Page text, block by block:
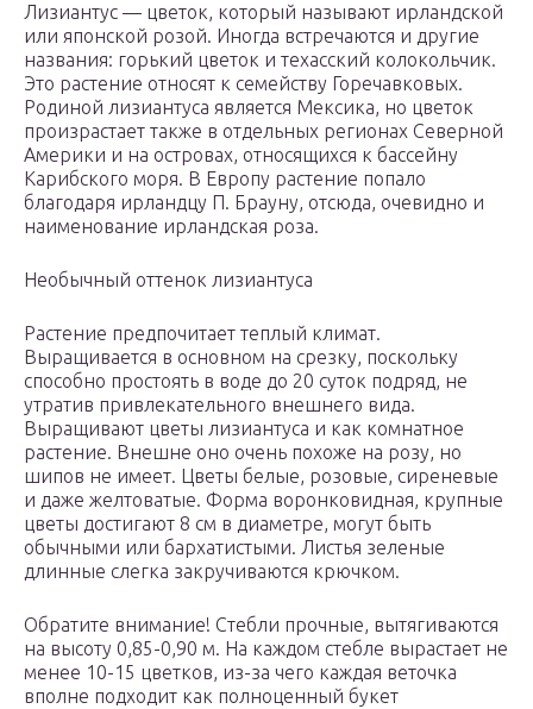
Лизиантус — цветок, который называют ирландской
или японской розой. Иногда встречаются и другие
названия: горький цветок и техасский колокольчик.
Это растение относят к семейству Горечавковых.
Родиной лизиантуса является Мексика, но цветок
произрастает также в отдельных регионах Северной
Америки и на островах, относящихся к бассейну
Карибского моря. В Европу растение попало
благодаря ирландцу П. Брауну, отсюда, очевидно и
наименование ирландская роза.
Необычный оттенок лизиантуса
Растение предпочитает теплый климат.
Выращивается в основном на срезку, поскольку
способно простоять в воде до 20 суток подряд, не
утратив привлекательного внешнего вида.
Выращивают цветы лизиантуса и как комнатное
растение. Внешне оно очень похоже на розу, но
шипов не имеет. Цветы белые, розовые, сиреневые
и даже желтоватые. Форма воронковидная, крупные
цветы достигают 8 см в диаметре, могут быть
обычными или бархатистыми. Листья зеленые
длинные слегка закручиваются крючком.
Обратите внимание! Стебли прочные, вытягиваются
на высоту 0,85-0,90 м. На каждом стебле вырастает не
менее 10-15 цветков, из-за чего каждая веточка
вполне подходит как полноценный букет